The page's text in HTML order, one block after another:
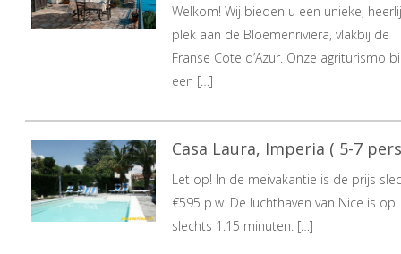
Welkom! Wij bieden u een unieke,
plek aan de Bloemenriviera, vlakbij de
Franse Cote d’Azur. Onze agriturismo
een […]
Casa Laura, Imperia ( 5-7
Let op! In de meivakantie is de prijs
€595 p.w. De luchthaven van Nice is op
slechts 1.15 minuten. […]